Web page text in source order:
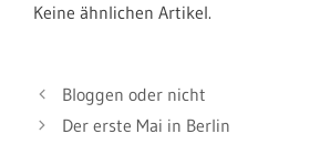
Keine ähnlichen Artikel.
Bloggen oder nicht
Der erste Mai in Berlin